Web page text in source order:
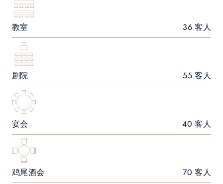
教室 36 客人
剧院 55 客人
宴会 40 客人
鸡尾酒会 70 客人